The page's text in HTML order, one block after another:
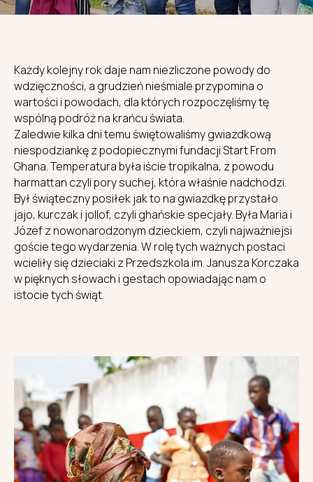
Każdy kolejny rok daje nam niezliczone powody do
wdzięczności, a grudzień nieśmiale przypomina o
wartości i powodach, dla których rozpoczęliśmy tę
wspólną podróż na krańcu świata.
Zaledwie kilka dni temu świętowaliśmy gwiazdkową
niespodziankę z podopiecznymi fundacji Start From
Ghana. Temperatura była iście tropikalna, z powodu
harmattan czyli pory suchej, która właśnie nadchodzi.
Był świąteczny posiłek jak to na gwiazdkę przystało
jajo, kurczak i jollof, czyli ghańskie specjały. Była Maria i
Józef z nowonarodzonym dzieckiem, czyli najważniejsi
goście tego wydarzenia. W rolę tych ważnych postaci
wcieliły się dzieciaki z Przedszkola im. Janusza Korczaka
w pięknych słowach i gestach opowiadając nam o
istocie tych świąt.